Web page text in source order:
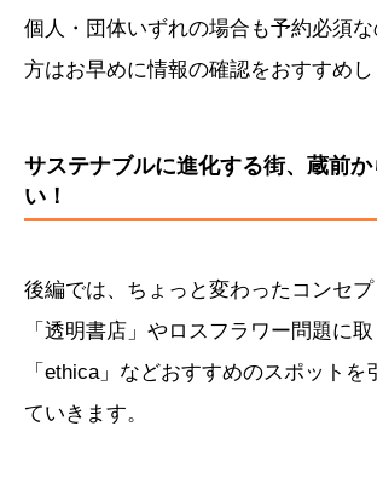
個人・団体いずれの場合も予約必須
方はお早めに情報の確認をおすすめし
サステナブルに進化する街、蔵前
い！
後編では、ちょっと変わったコンセ
「透明書店」やロスフラワー問題に
「ethica」などおすすめのスポットを
ていきます。